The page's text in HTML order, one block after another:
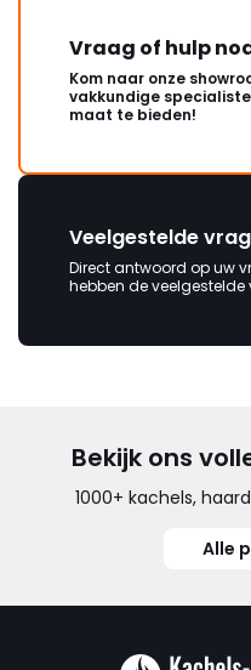
Vraag of hulp
Kom naar onze
vakkundige
maat te bieden!
Veelgestelde
Direct antwoord op uw
hebben de veelgestelde
Bekijk ons
1000+ kachels,
Alle